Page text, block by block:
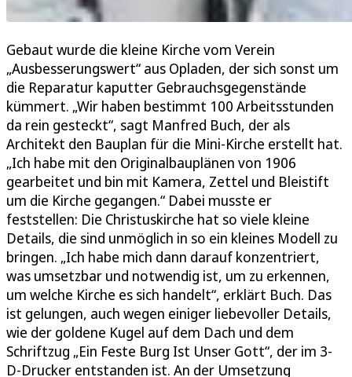
Gebaut wurde die kleine Kirche vom Verein
„Ausbesserungswert“ aus Opladen, der sich sonst um
die Reparatur kaputter Gebrauchsgegenstände
kümmert. „Wir haben bestimmt 100 Arbeitsstunden
da rein gesteckt“, sagt Manfred Buch, der als
Architekt den Bauplan für die Mini-Kirche erstellt hat.
„Ich habe mit den Originalbauplänen von 1906
gearbeitet und bin mit Kamera, Zettel und Bleistift
um die Kirche gegangen.“ Dabei musste er
feststellen: Die Christuskirche hat so viele kleine
Details, die sind unmöglich in so ein kleines Modell zu
bringen. „Ich habe mich dann darauf konzentriert,
was umsetzbar und notwendig ist, um zu erkennen,
um welche Kirche es sich handelt“, erklärt Buch. Das
ist gelungen, auch wegen einiger liebevoller Details,
wie der goldene Kugel auf dem Dach und dem
Schriftzug „Ein Feste Burg Ist Unser Gott“, der im 3-
D-Drucker entstanden ist. An der Umsetzung